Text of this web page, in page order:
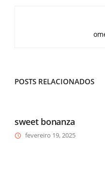
POSTS RELACIONADOS
sweet bonanza
fevereiro 19, 2025